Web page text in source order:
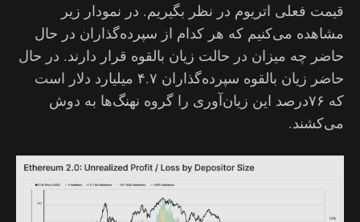
قیمت فعلی اتریوم در نظر بگیریم. در نمودار زیر
مشاهده می‌کنیم که هر کدام از سپرده‌گذاران در حال
حاضر چه میزان در حالت زیان بالقوه قرار دارند. در حال
حاضر زیان بالقوه سپرده‌گذاران ۴.۷ میلیارد دلار است
که ۷۶درصد این زیان‌آوری را گروه نهنگ‌ها به دوش
می‌کشند.